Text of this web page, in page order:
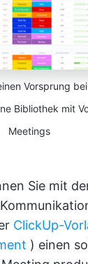
Vorsprung
Bibliothek mit
Meetings
Sie mit
ClickUp-
) einen